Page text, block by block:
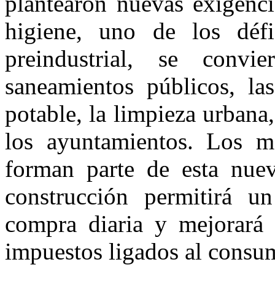
higiene, uno de los
preindustrial, se
saneamientos públicos,
potable, la limpieza
los ayuntamientos. Los
forman parte de esta
construcción permitirá
compra diaria y mejorará
impuestos ligados al